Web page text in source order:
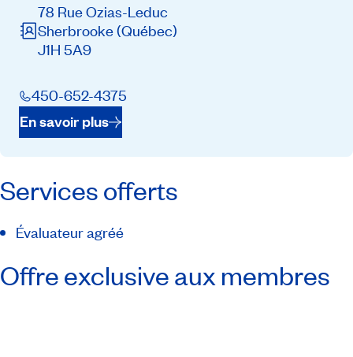
78 Rue Ozias-Leduc
Sherbrooke(Québec)
J1H 5A9
450-652-4375
En savoir plus
Services offerts
Évaluateur agréé
Offre exclusive aux membres